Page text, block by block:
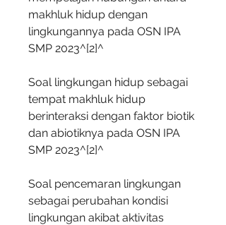
makhluk hidup dengan
lingkungannya pada OSN IPA
SMP 2023^[2]^
Soal lingkungan hidup sebagai
tempat makhluk hidup
berinteraksi dengan faktor biotik
dan abiotiknya pada OSN IPA
SMP 2023^[2]^
Soal pencemaran lingkungan
sebagai perubahan kondisi
lingkungan akibat aktivitas